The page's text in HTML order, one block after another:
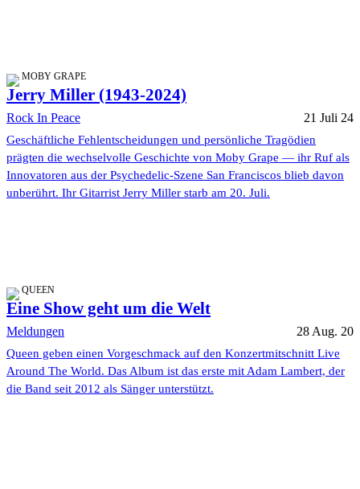
MOBY GRAPE
Jerry Miller (1943-2024)
Rock In Peace 21 Juli 24
Geschäftliche Fehlentscheidungen und persönliche Tragödien
prägten die wechselvolle Geschichte von Moby Grape — ihr Ruf als
Innovatoren aus der Psychedelic-Szene San Franciscos blieb davon
unberührt. Ihr Gitarrist Jerry Miller starb am 20. Juli.
QUEEN
Eine Show geht um die Welt
Meldungen 28 Aug. 20
Queen geben einen Vorgeschmack auf den Konzertmitschnitt Live
Around The World. Das Album ist das erste mit Adam Lambert, der
die Band seit 2012 als Sänger unterstützt.